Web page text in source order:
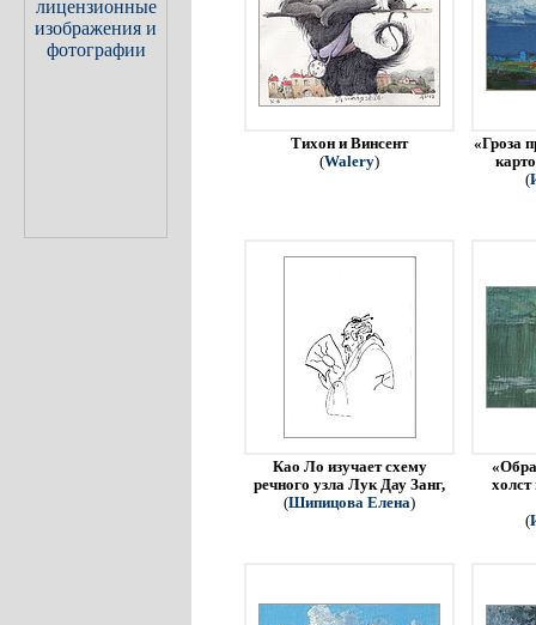
Тихон и Винсент
(Walery)
«Гроза
(
Као Ло изучает схему
речного узла Лук Дау Занг,
(Шипицова Елена)
холст
(